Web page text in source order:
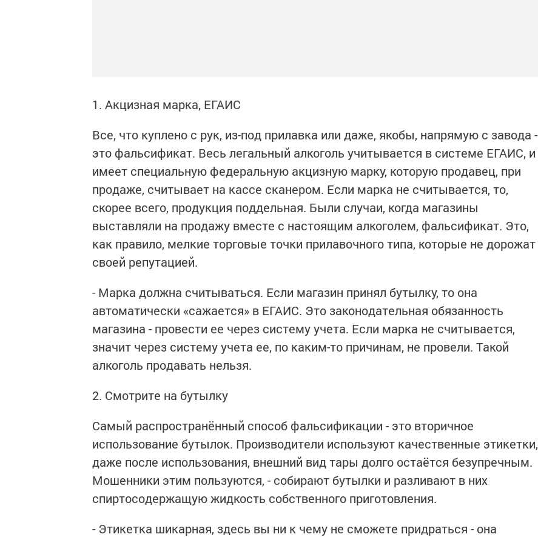
1. Акцизная марка, ЕГАИС
Все, что куплено с рук, из-под прилавка или даже, якобы, напрямую с завода -
это фальсификат. Весь легальный алкоголь учитывается в системе ЕГАИС, и
имеет специальную федеральную акцизную марку, которую продавец, при
продаже, считывает на кассе сканером. Если марка не считывается, то,
скорее всего, продукция поддельная. Были случаи, когда магазины
выставляли на продажу вместе с настоящим алкоголем, фальсификат. Это,
как правило, мелкие торговые точки прилавочного типа, которые не дорожат
своей репутацией.
- Марка должна считываться. Если магазин принял бутылку, то она
автоматически «сажается» в ЕГАИС. Это законодательная обязанность
магазина - провести ее через систему учета. Если марка не считывается,
значит через систему учета ее, по каким-то причинам, не провели. Такой
алкоголь продавать нельзя.
2. Смотрите на бутылку
Самый распространённый способ фальсификации - это вторичное
использование бутылок. Производители используют качественные этикетки,
даже после использования, внешний вид тары долго остаётся безупречным.
Мошенники этим пользуются, - собирают бутылки и разливают в них
спиртосодержащую жидкость собственного приготовления.
- Этикетка шикарная, здесь вы ни к чему не сможете придраться - она